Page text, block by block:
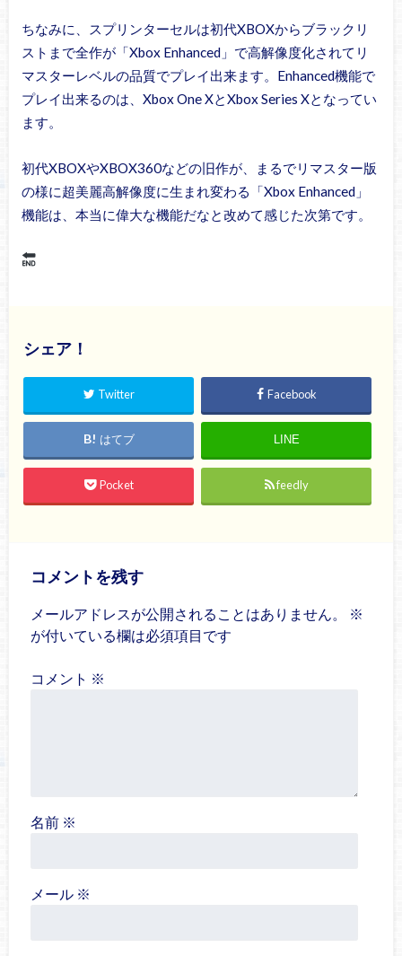
ちなみに、スプリンターセルは初代XBOXからブラックリ
ストまで全作が「Xbox Enhanced」で高解像度化されてリ
マスターレベルの品質でプレイ出来ます。Enhanced機能で
プレイ出来るのは、Xbox One XとXbox Series Xとなってい
ます。
初代XBOXやXBOX360などの旧作が、まるでリマスター版
の様に超美麗高解像度に生まれ変わる「Xbox Enhanced」
機能は、本当に偉大な機能だなと改めて感じた次第です。
シェア！
Twitter Facebook
はてブ LINE
Pocket feedly
コメントを残す
メールアドレスが公開されることはありません。
※
が付いている欄は必須項目です
コメント ※
名前 ※
メール ※